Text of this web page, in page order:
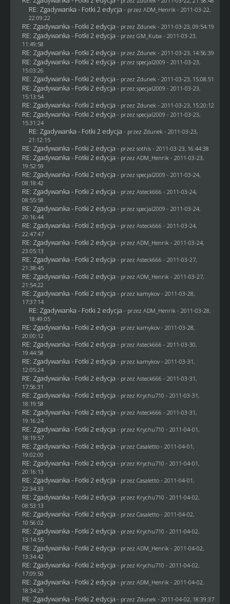
RE: Zgadywanka - Fotki 2 edycja - przez ADM_Henrik - 2011-03-22,
22:09:22
RE: Zgadywanka - Fotki 2 edycja - przez Zdunek - 2011-03-23, 09:54:19
RE: Zgadywanka - Fotki 2 edycja - przez GM_Kuba - 2011-03-23,
11:49:58
RE: Zgadywanka - Fotki 2 edycja - przez Zdunek - 2011-03-23, 14:56:39
RE: Zgadywanka - Fotki 2 edycja - przez specjal2009 - 2011-03-23,
15:03:26
RE: Zgadywanka - Fotki 2 edycja - przez Zdunek - 2011-03-23, 15:08:51
RE: Zgadywanka - Fotki 2 edycja - przez specjal2009 - 2011-03-23,
15:13:54
RE: Zgadywanka - Fotki 2 edycja - przez Zdunek - 2011-03-23, 15:20:12
RE: Zgadywanka - Fotki 2 edycja - przez specjal2009 - 2011-03-23,
15:31:24
RE: Zgadywanka - Fotki 2 edycja - przez Zdunek - 2011-03-23,
21:12:15
RE: Zgadywanka - Fotki 2 edycja - przez sothis- 2011-03-23, 16:44:38
RE: Zgadywanka - Fotki 2 edycja - przez ADM_Henrik - 2011-03-23,
19:52:59
RE: Zgadywanka - Fotki 2 edycja - przez specjal2009 - 2011-03-24,
08:18:42
RE: Zgadywanka - Fotki 2 edycja - przez Asteck666 - 2011-03-24,
08:55:58
RE: Zgadywanka - Fotki 2 edycja - przez specjal2009 - 2011-03-24,
20:16:44
RE: Zgadywanka - Fotki 2 edycja - przez Asteck666 - 2011-03-24,
22:47:47
RE: Zgadywanka - Fotki 2 edycja - przez ADM_Henrik - 2011-03-24,
23:05:13
RE: Zgadywanka - Fotki 2 edycja - przez Asteck666 - 2011-03-27,
21:38:45
RE: Zgadywanka - Fotki 2 edycja - przez ADM_Henrik - 2011-03-27,
21:54:22
RE: Zgadywanka - Fotki 2 edycja - przez kamykov- 2011-03-28,
17:37:14
RE: Zgadywanka - Fotki 2 edycja - przez ADM_Henrik - 2011-03-28,
18:49:05
RE: Zgadywanka - Fotki 2 edycja - przez kamykov- 2011-03-28,
20:00:12
RE: Zgadywanka - Fotki 2 edycja - przez Asteck666 - 2011-03-30,
19:44:58
RE: Zgadywanka - Fotki 2 edycja - przez kamykov- 2011-03-31,
12:05:24
RE: Zgadywanka - Fotki 2 edycja - przez Asteck666 - 2011-03-31,
17:56:31
RE: Zgadywanka - Fotki 2 edycja - przez Krychu710 - 2011-03-31,
18:19:58
RE: Zgadywanka - Fotki 2 edycja - przez Asteck666 - 2011-03-31,
19:16:24
RE: Zgadywanka - Fotki 2 edycja - przez Krychu710 - 2011-04-01,
18:19:57
RE: Zgadywanka - Fotki 2 edycja - przez Casaletto- 2011-04-01,
19:02:00
RE: Zgadywanka - Fotki 2 edycja - przez Krychu710 - 2011-04-01,
20:16:13
RE: Zgadywanka - Fotki 2 edycja - przez Casaletto- 2011-04-01,
22:34:33
RE: Zgadywanka - Fotki 2 edycja - przez Krychu710 - 2011-04-02,
08:53:13
RE: Zgadywanka - Fotki 2 edycja - przez Casaletto- 2011-04-02,
10:56:02
RE: Zgadywanka - Fotki 2 edycja - przez Krychu710 - 2011-04-02,
13:14:55
RE: Zgadywanka - Fotki 2 edycja - przez ADM_Henrik - 2011-04-02,
13:34:42
RE: Zgadywanka - Fotki 2 edycja - przez Krychu710 - 2011-04-02,
17:09:50
RE: Zgadywanka - Fotki 2 edycja - przez ADM_Henrik - 2011-04-02,
18:34:29
RE: Zgadywanka - Fotki 2 edycja - przez Zdunek - 2011-04-02, 18:39:37